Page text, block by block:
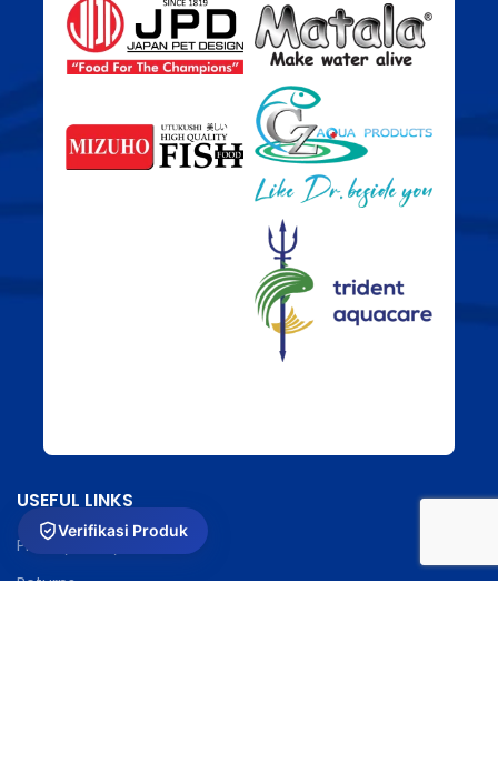
USEFUL LINKS
Privacy Policy
Returns
Verifikasi Produk